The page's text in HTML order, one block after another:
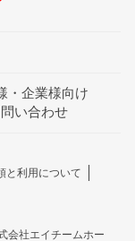
・企業様向け
い合わせ
と利用について
会社エイチームホー